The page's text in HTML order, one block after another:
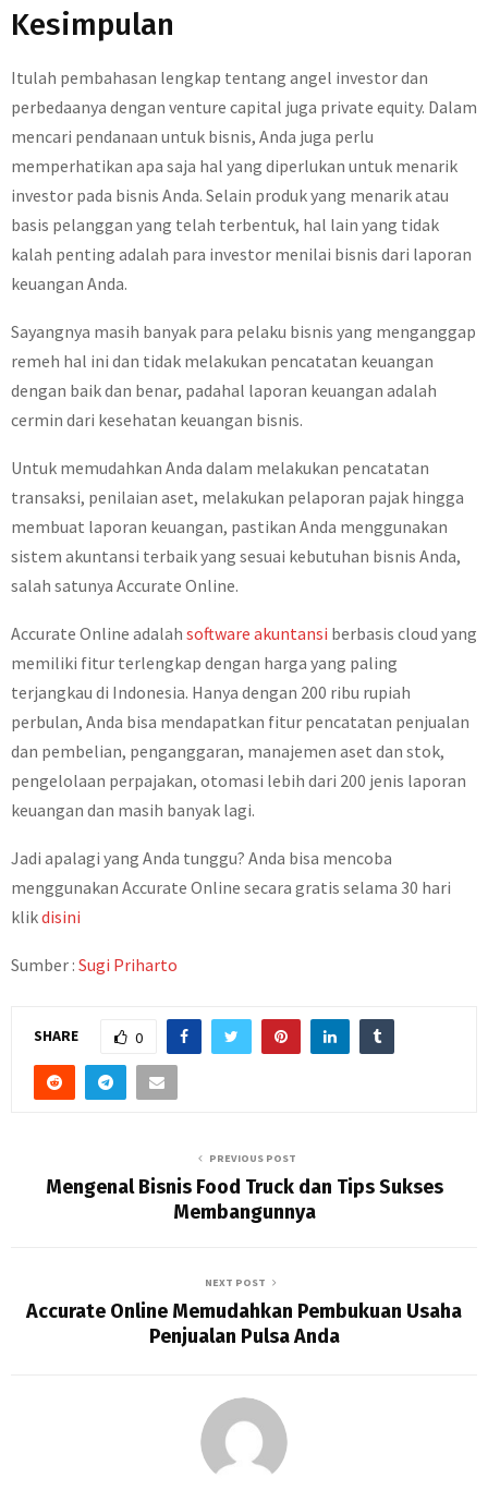
Kesimpulan
Itulah pembahasan lengkap tentang angel investor dan
perbedaanya dengan venture capital juga private equity. Dalam
mencari pendanaan untuk bisnis, Anda juga perlu
memperhatikan apa saja hal yang diperlukan untuk menarik
investor pada bisnis Anda. Selain produk yang menarik atau
basis pelanggan yang telah terbentuk, hal lain yang tidak
kalah penting adalah para investor menilai bisnis dari laporan
keuangan Anda.
Sayangnya masih banyak para pelaku bisnis yang menganggap
remeh hal ini dan tidak melakukan pencatatan keuangan
dengan baik dan benar, padahal laporan keuangan adalah
cermin dari kesehatan keuangan bisnis.
Untuk memudahkan Anda dalam melakukan pencatatan
transaksi, penilaian aset, melakukan pelaporan pajak hingga
membuat laporan keuangan, pastikan Anda menggunakan
sistem akuntansi terbaik yang sesuai kebutuhan bisnis Anda,
salah satunya Accurate Online.
Accurate Online adalah software akuntansi berbasis cloud yang
memiliki fitur terlengkap dengan harga yang paling
terjangkau di Indonesia. Hanya dengan 200 ribu rupiah
perbulan, Anda bisa mendapatkan fitur pencatatan penjualan
dan pembelian, penganggaran, manajemen aset dan stok,
pengelolaan perpajakan, otomasi lebih dari 200 jenis laporan
keuangan dan masih banyak lagi.
Jadi apalagi yang Anda tunggu? Anda bisa mencoba
menggunakan Accurate Online secara gratis selama 30 hari
klikdisini
Sumber : Sugi Priharto
SHARE 0
PREVIOUS POST
Mengenal Bisnis Food Truck dan Tips Sukses
Membangunnya
NEXT POST
Accurate Online Memudahkan Pembukuan Usaha
Penjualan Pulsa Anda